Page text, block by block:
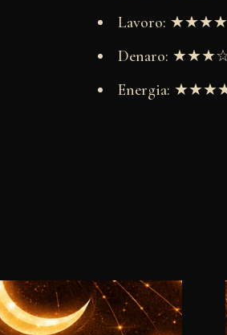
Lavoro:
Denaro:
Energia: